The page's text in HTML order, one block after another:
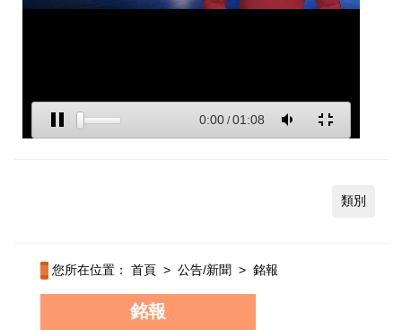
類別
您所在位置： 首頁 > 公告/新聞 > 銘報
銘報